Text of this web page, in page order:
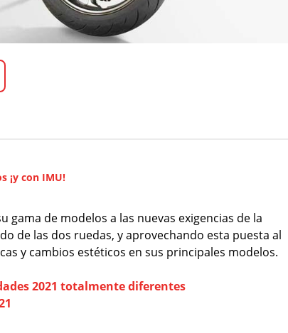
¡y con IMU!
gama de modelos a las nuevas exigencias de la
de las dos ruedas, y aprovechando esta puesta al
y cambios estéticos en sus principales modelos.
2021 totalmente diferentes